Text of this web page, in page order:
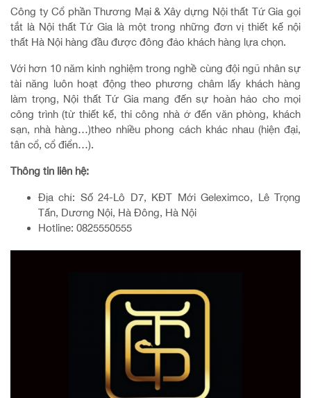
Công ty Cổ phần Thương Mại & Xây dựng Nội thất Tứ Gia gọi
tắt là Nội thất Tứ Gia là một trong những đơn vị thiết kế nội
thất Hà Nội hàng đầu được đông đảo khách hàng lựa chọn.
Với hơn 10 năm kinh nghiệm trong nghề cùng đội ngũ nhân sự
tài năng luôn hoạt động theo phương châm lấy khách hàng
làm trọng, Nội thất Tứ Gia mang đến sự hoàn hảo cho mọi
công trình (từ thiết kế, thi công nhà ở đến văn phòng, khách
sạn, nhà hàng…)theo nhiều phong cách khác nhau (hiện đại,
tân cổ, cổ điển…).
Thông tin liên hệ:
Địa chỉ: Số 24-Lô D7, KĐT Mới Geleximco, Lê Trọng
Tấn, Dương Nội, Hà Đông, Hà Nội
Hotline: 0825550555